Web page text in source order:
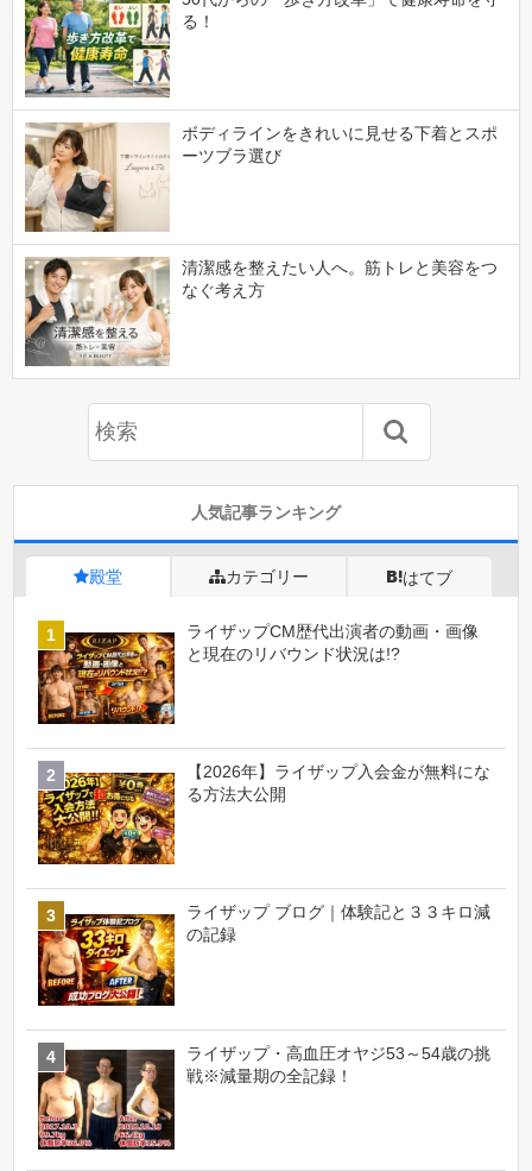
る！
ボディラインをきれいに見せる下着とスポ
ーツブラ選び
清潔感を整えたい人へ。筋トレと美容をつ
なぐ考え方
人気記事ランキング
殿堂 カテゴリー はてブ
ライザップCM歴代出演者の動画・画像
と現在のリバウンド状況は!?
【2026年】ライザップ入会金が無料にな
る方法大公開
ライザップ ブログ｜体験記と３３キロ減
の記録
ライザップ・高血圧オヤジ53～54歳の挑
戦※減量期の全記録！